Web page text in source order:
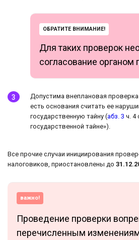
ОБРАТИТЕ ВНИМАНИЕ!
Для таких проверок
согласование органом
Допустима внеплановая проверка
есть основания считать ее
государственную тайну (абз. 3 ч. 4
государственной тайне»).
Все прочие случаи инициирования
налоговиков, приостановлены до
важно!
Проведение проверки
перечисленным